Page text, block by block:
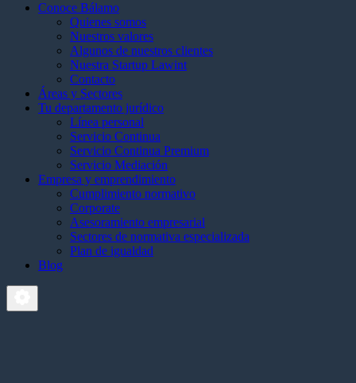
Conoce Bálamo
Quienes somos
Nuestros valores
Algunos de nuestros clientes
Nuestra Startup Lawint
Contacto
Áreas y Sectores
Tu departamento jurídico
Línea personal
Servicio Continua
Servicio Continua Premium
Servicio Mediación
Empresa y emprendimiento
Cumplimiento normativo
Corporate
Asesoramiento empresarial
Sectores de normativa especializada
Plan de igualdad
Blog